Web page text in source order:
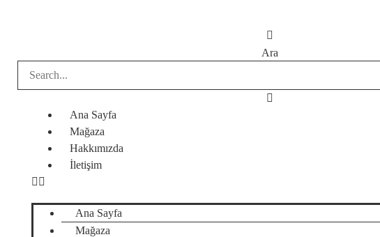
Ara
Ana Sayfa
Mağaza
Hakkımızda
İletişim
Ana Sayfa
Mağaza